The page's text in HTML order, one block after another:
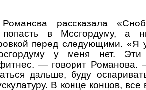
рассказала
попасть в Мосгордуму, а
перед следующими. «Я
у меня нет.
фитнес, — говорит
дальше, буду
В конце концов,